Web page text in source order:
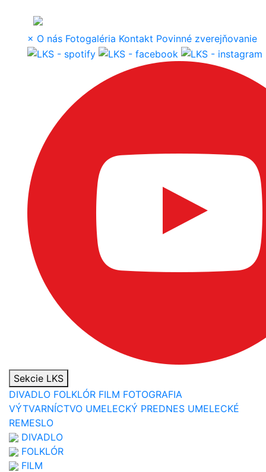
× O nás Fotogaléria Kontakt Povinné zverejňovanie
Sekcie LKS
DIVADLO FOLKLÓR FILM FOTOGRAFIA
VÝTVARNÍCTVO UMELECKÝ PREDNES UMELECKÉ
REMESLO
DIVADLO
FOLKLÓR
FILM